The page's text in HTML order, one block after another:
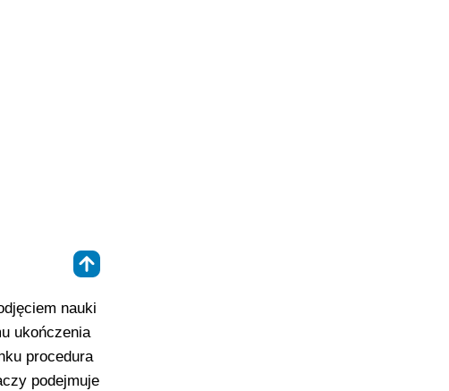
nauki
ukończenia
procedura
podejmuje